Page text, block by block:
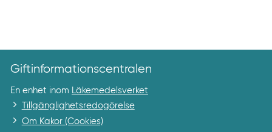
Giftinformationscentralen
En enhet inom
Läkemedelsverket
Tillgänglighetsredogörelse
Om Kakor (Cookies)